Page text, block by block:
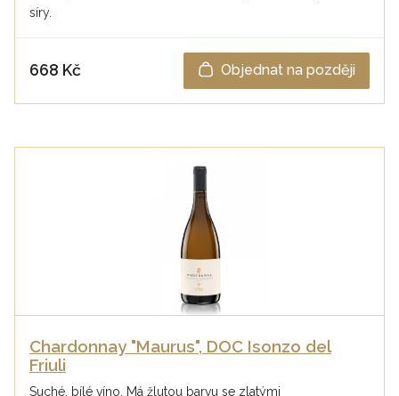
síry.
668 Kč Objednat na později
Chardonnay "Maurus", DOC Isonzo del
Friuli
Suché, bílé víno. Má žlutou barvu se zlatými